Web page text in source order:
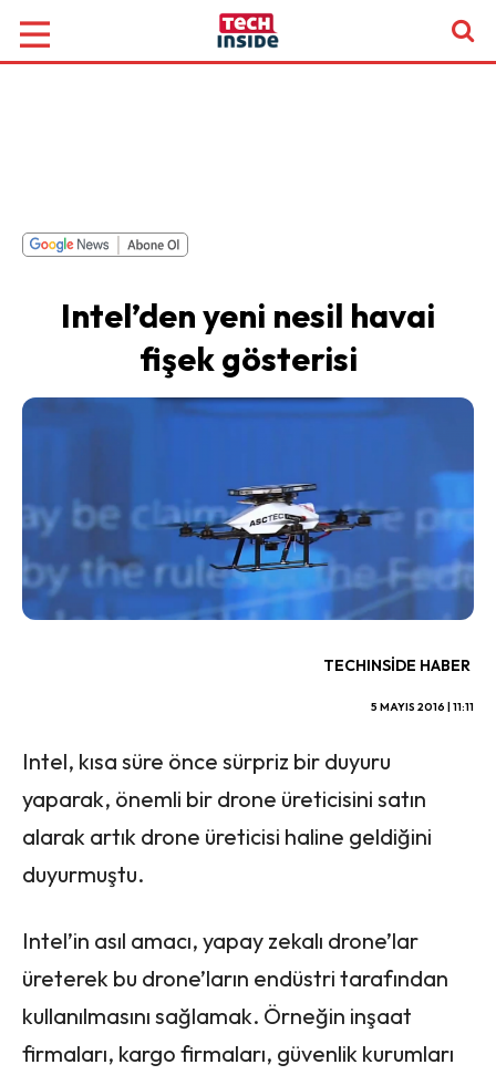
Intel’den yeni nesil havai
fişek gösterisi
TECHINSIDE HABER
5 MAYIS 2016 | 11:11
Intel, kısa süre önce sürpriz bir duyuru
yaparak, önemli bir drone üreticisini satın
alarak artık drone üreticisi haline geldiğini
duyurmuştu.
Intel’in asıl amacı, yapay zekalı drone’lar
üreterek bu drone’ların endüstri tarafından
kullanılmasını sağlamak. Örneğin inşaat
firmaları, kargo firmaları, güvenlik kurumları